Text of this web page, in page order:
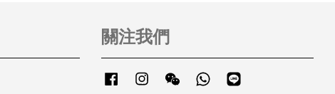
關注我們
FacebookInstagramWechat Whatsapp